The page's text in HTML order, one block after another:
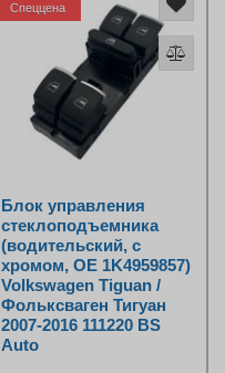
Спеццена
Блок управления
стеклоподъемника
(водительский, с
хромом, OE 1K4959857)
Volkswagen Tiguan /
Фольксваген Тигуан
2007-2016 111220 BS
Auto